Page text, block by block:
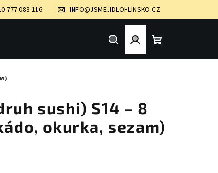
777 083 116 INFO@JSMEJIDLOHLINSKO.CZ
HledatPřihlášení
sushi) S14 – 8
okurka, sezam)